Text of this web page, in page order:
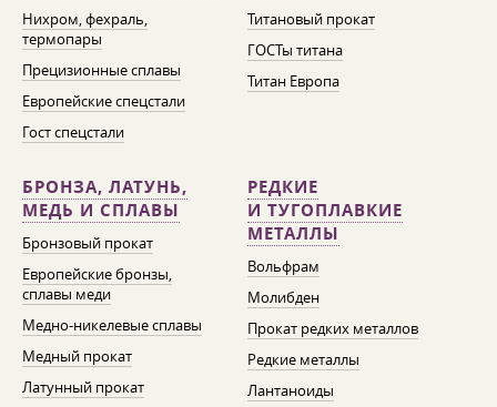
Нихром, фехраль,
термопары
Прецизионные сплавы
Европейские спецстали
Гост спецстали
Титановый прокат
ГОСТы титана
Титан Европа
БРОНЗА, ЛАТУНЬ,
МЕДЬ И СПЛАВЫ
Бронзовый прокат
Европейские бронзы,
сплавы меди
Медно-никелевые сплавы
Медный прокат
Латунный прокат
РЕДКИЕ
И ТУГОПЛАВКИЕ
МЕТАЛЛЫ
Вольфрам
Молибден
Прокат редких металлов
Редкие металлы
Лантаноиды